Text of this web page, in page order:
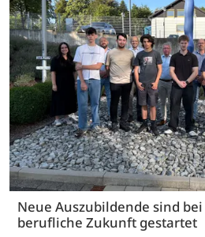
Neue Auszubildende sind
berufliche Zukunft gestartet